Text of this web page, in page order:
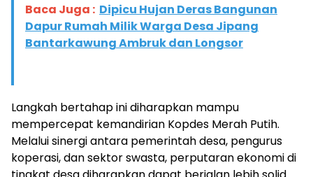
Baca Juga : Dipicu Hujan Deras Bangunan
Dapur Rumah Milik Warga Desa Jipang
Bantarkawung Ambruk dan Longsor
​Langkah bertahap ini diharapkan mampu
mempercepat kemandirian Kopdes Merah Putih.
Melalui sinergi antara pemerintah desa, pengurus
koperasi, dan sektor swasta, perputaran ekonomi di